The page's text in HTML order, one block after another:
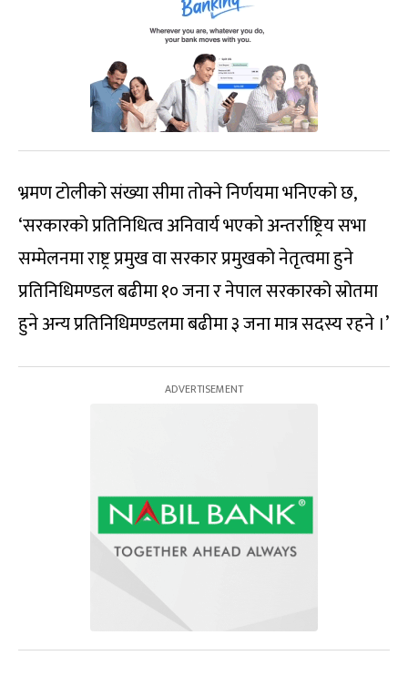
भ्रमण टोलीको संख्या सीमा तोक्ने निर्णयमा भनिएको छ,
‘सरकारको प्रतिनिधित्व अनिवार्य भएको अन्तर्राष्ट्रिय सभा
सम्मेलनमा राष्ट्र प्रमुख वा सरकार प्रमुखको नेतृत्वमा हुने
प्रतिनिधिमण्डल बढीमा १० जना र नेपाल सरकारको स्रोतमा
हुने अन्य प्रतिनिधिमण्डलमा बढीमा ३ जना मात्र सदस्य रहने ।’